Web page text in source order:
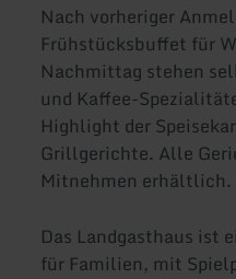
Nach vorheriger
Frühstücksbuffet für
Nachmittag stehen
und Kaffee-
Highlight der
Grillgerichte. Alle
Mitnehmen erhältlich.
Das Landgasthaus ist
für Familien, mit